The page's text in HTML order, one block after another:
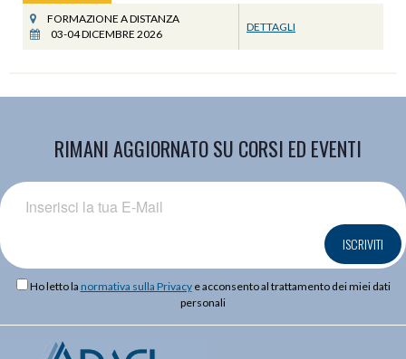
FORMAZIONE A DISTANZA
03-04 DICEMBRE 2026
DETTAGLI
RIMANI AGGIORNATO SU CORSI ED EVENTI
ISCRIVITI
Ho letto la normativa sulla Privacye acconsento al trattamento dei miei dati
personali